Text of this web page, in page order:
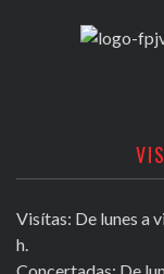
Visítas: De lunes a
h.